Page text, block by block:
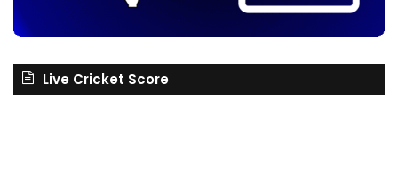
Live Cricket Score